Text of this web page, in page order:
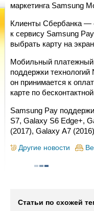
маркетинга Samsung
Клиенты Сбербанка —
к сервису Samsung
выбрать карту на
Мобильный платежный
поддержки
он принимается к
карте по
Samsung Pay
S7, Galaxy S6 Edge+,
(2017), Galaxy A7
Другие новости
Статьи по схожей